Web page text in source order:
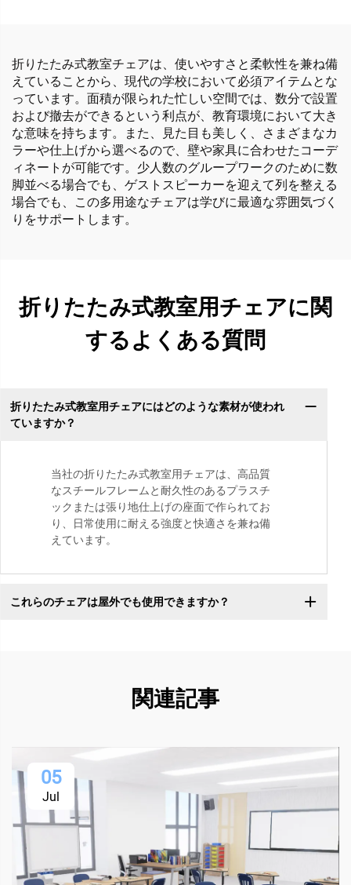
折りたたみ式教室チェアは、使いやすさと柔軟性を兼ね備
えていることから、現代の学校において必須アイテムとな
っています。面積が限られた忙しい空間では、数分で設置
および撤去ができるという利点が、教育環境において大き
な意味を持ちます。また、見た目も美しく、さまざまなカ
ラーや仕上げから選べるので、壁や家具に合わせたコーデ
ィネートが可能です。少人数のグループワークのために数
脚並べる場合でも、ゲストスピーカーを迎えて列を整える
場合でも、この多用途なチェアは学びに最適な雰囲気づく
りをサポートします。
折りたたみ式教室用チェアに関
するよくある質問
折りたたみ式教室用チェアにはどのような素材が使われ
ていますか？
当社の折りたたみ式教室用チェアは、高品質
なスチールフレームと耐久性のあるプラスチ
ックまたは張り地仕上げの座面で作られてお
り、日常使用に耐える強度と快適さを兼ね備
えています。
これらのチェアは屋外でも使用できますか？
関連記事
05
Jul